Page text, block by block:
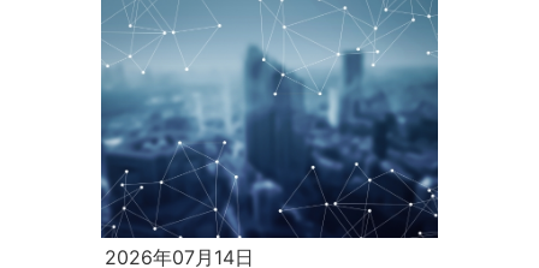
2026年07月14日